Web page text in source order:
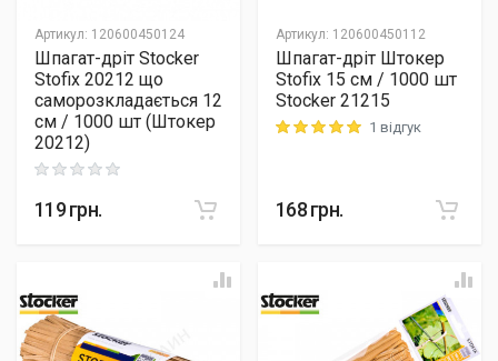
Артикул: 120600450124
Шпагат-дріт Stocker
Stofix 20212 що
саморозкладається 12
см / 1000 шт (Штокер
20212)
Rating: 0 out of 5
119грн.
Артикул: 120600450112
Шпагат-дріт Штокер
Stofix 15 см / 1000 шт
Stocker 21215
Rating: 5 out of 51 відгук
168грн.